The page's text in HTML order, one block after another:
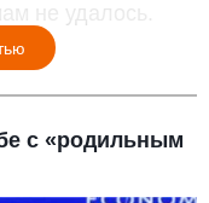
не удалось.
с «родильным